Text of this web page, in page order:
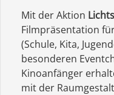
Mit der Aktion
Filmpräsentation
(Schule, Kita,
besonderen
Kinoanfänger
mit der